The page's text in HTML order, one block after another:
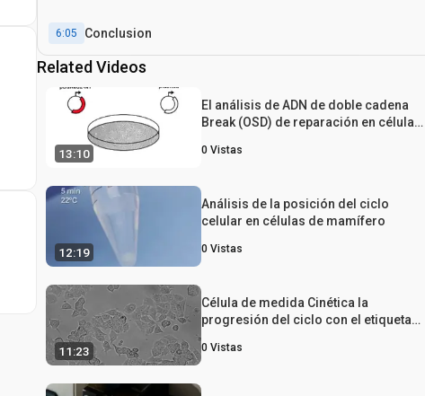
6:05 Conclusion
Related Videos
13:10
El análisis de ADN de doble cadena
Break (OSD) de reparación en células
0 Vistas
12:19
Análisis de la posición del ciclo
celular en células de mamífero
0 Vistas
11:23
Célula de medida Cinética la
progresión del ciclo con el
metabólico y Citometría de Flujo
0 Vistas